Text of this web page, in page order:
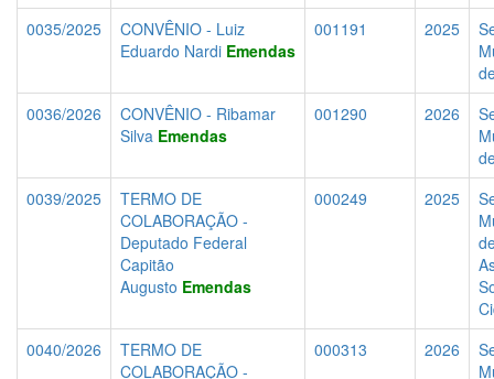
0035/2025
CONVÊNIO - Luiz
Eduardo Nardi Emendas
001191 2025
0036/2026
CONVÊNIO - Ribamar
Silva Emendas
001290 2026
0039/2025
TERMO DE
COLABORAÇÃO -
Deputado Federal
Capitão
Augusto Emendas
000249 2025
0040/2026
TERMO DE
COLABORAÇÃO -
000313 2026